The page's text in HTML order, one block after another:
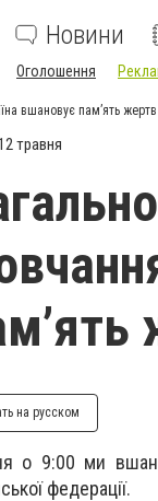
Новини
Оголошення
вшановує пам’ять
травня
на русском
о 9:00 ми
федерації.